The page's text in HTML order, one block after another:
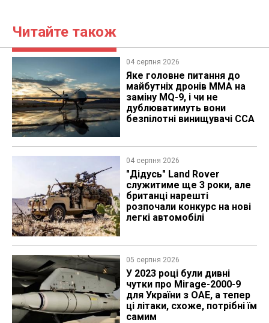
Читайте також
04 серпня 2026
Яке головне питання до
майбутніх дронів MMA на
заміну MQ-9, і чи не
дублюватимуть вони
безпілотні винищувачі CCA
04 серпня 2026
"Дідусь" Land Rover
служитиме ще 3 роки, але
британці нарешті
розпочали конкурс на нові
легкі автомобілі
05 серпня 2026
У 2023 році були дивні
чутки про Mirage-2000-9
для України з ОАЕ, а тепер
ці літаки, схоже, потрібні їм
самим